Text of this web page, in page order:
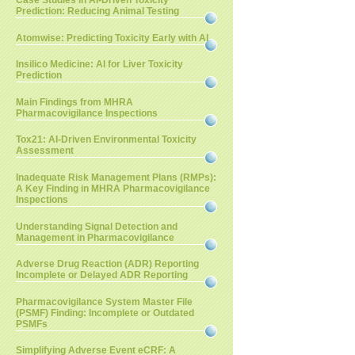
Prediction: Reducing Animal Testing
Atomwise: Predicting Toxicity Early with AI
Insilico Medicine: AI for Liver Toxicity
Prediction
Main Findings from MHRA
Pharmacovigilance Inspections
Tox21: AI-Driven Environmental Toxicity
Assessment
Inadequate Risk Management Plans (RMPs):
A Key Finding in MHRA Pharmacovigilance
Inspections
Understanding Signal Detection and
Management in Pharmacovigilance
Adverse Drug Reaction (ADR) Reporting
Incomplete or Delayed ADR Reporting
Pharmacovigilance System Master File
(PSMF) Finding: Incomplete or Outdated
PSMFs
Simplifying Adverse Event eCRF: A